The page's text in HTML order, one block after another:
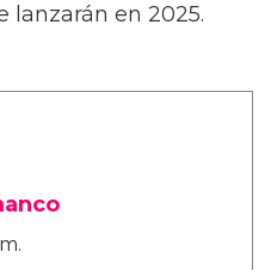
lanzarán en 2025.